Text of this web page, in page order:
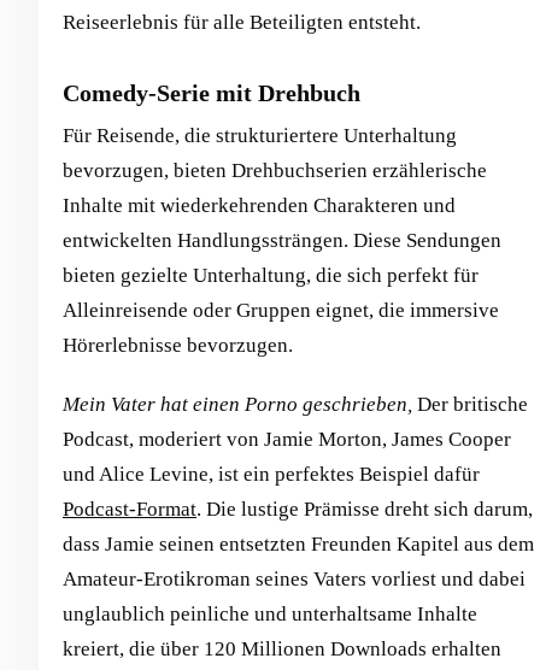
Reiseerlebnis für alle Beteiligten entsteht.
Comedy-Serie mit Drehbuch
Für Reisende, die strukturiertere Unterhaltung
bevorzugen, bieten Drehbuchserien erzählerische
Inhalte mit wiederkehrenden Charakteren und
entwickelten Handlungssträngen. Diese Sendungen
bieten gezielte Unterhaltung, die sich perfekt für
Alleinreisende oder Gruppen eignet, die immersive
Hörerlebnisse bevorzugen.
Mein Vater hat einen Porno geschrieben, Der britische
Podcast, moderiert von Jamie Morton, James Cooper
und Alice Levine, ist ein perfektes Beispiel dafür
Podcast-Format. Die lustige Prämisse dreht sich darum,
dass Jamie seinen entsetzten Freunden Kapitel aus dem
Amateur-Erotikroman seines Vaters vorliest und dabei
unglaublich peinliche und unterhaltsame Inhalte
kreiert, die über 120 Millionen Downloads erhalten